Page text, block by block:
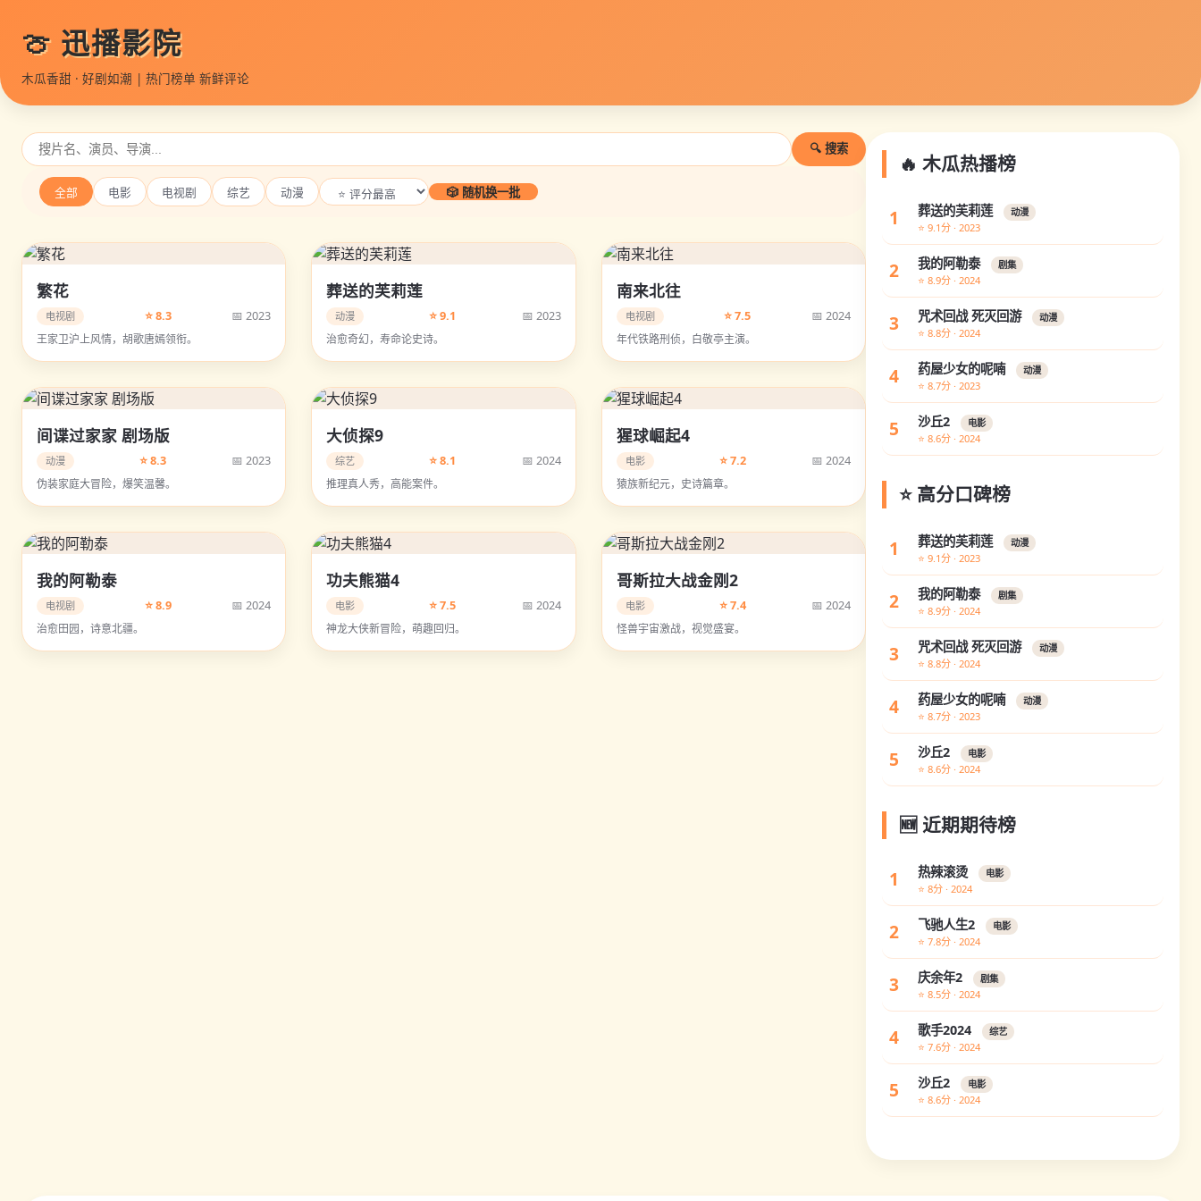
🍈 迅播影院
木瓜香甜 · 好剧如潮 | 热门榜单 新鲜评论
🔍 搜索
全部 电影 电视剧 综艺 动漫 🎲 随机换一批
繁花
电视剧 ⭐ 8.3 📅 2023
王家卫沪上风情，胡歌唐嫣领衔。
葬送的芙莉莲
动漫 ⭐ 9.1 📅 2023
治愈奇幻，寿命论史诗。
南来北往
电视剧 ⭐ 7.5 📅 2024
年代铁路刑侦，白敬亭主演。
间谍过家家 剧场版
动漫 ⭐ 8.3 📅 2023
伪装家庭大冒险，爆笑温馨。
大侦探9
综艺 ⭐ 8.1 📅 2024
推理真人秀，高能案件。
猩球崛起4
电影 ⭐ 7.2 📅 2024
猿族新纪元，史诗篇章。
我的阿勒泰
电视剧 ⭐ 8.9 📅 2024
治愈田园，诗意北疆。
功夫熊猫4
电影 ⭐ 7.5 📅 2024
神龙大侠新冒险，萌趣回归。
哥斯拉大战金刚2
电影 ⭐ 7.4 📅 2024
怪兽宇宙激战，视觉盛宴。
🔥 木瓜热播榜
1 葬送的芙莉莲 动漫
⭐ 9.1分 · 2023
2 我的阿勒泰 剧集
⭐ 8.9分 · 2024
3 咒术回战 死灭回游 动漫
⭐ 8.8分 · 2024
4 药屋少女的呢喃 动漫
⭐ 8.7分 · 2023
5 沙丘2 电影
⭐ 8.6分 · 2024
⭐ 高分口碑榜
1 葬送的芙莉莲 动漫
⭐ 9.1分 · 2023
2 我的阿勒泰 剧集
⭐ 8.9分 · 2024
3 咒术回战 死灭回游 动漫
⭐ 8.8分 · 2024
4 药屋少女的呢喃 动漫
⭐ 8.7分 · 2023
5 沙丘2 电影
⭐ 8.6分 · 2024
🆕 近期期待榜
1 热辣滚烫 电影
⭐ 8分 · 2024
2 飞驰人生2 电影
⭐ 7.8分 · 2024
3 庆余年2 剧集
⭐ 8.5分 · 2024
4 歌手2024 综艺
⭐ 7.6分 · 2024
5 沙丘2 电影
⭐ 8.6分 · 2024